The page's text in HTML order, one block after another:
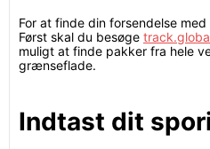
For at finde din forsendelse
Først skal du besøge
muligt at finde pakker fra hele
grænseflade.
Indtast dit